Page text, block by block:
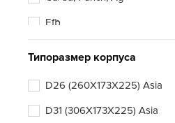
Efb
Типоразмер корпуса
D26 (260X173X225) Asia
D31 (306X173X225) Asia